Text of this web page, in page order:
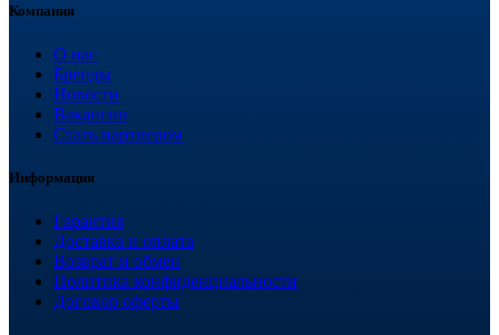
Компания
О нас
Бренды
Новости
Вакансии
Стать партнером
Информация
Гарантия
Доставка и оплата
Возврат и обмен
Политика конфиденциальности
Договор оферты